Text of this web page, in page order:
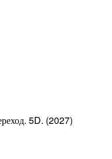
5D. (2027)